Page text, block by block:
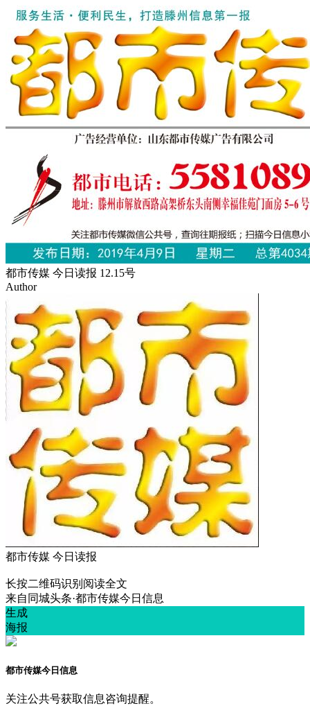
都市传媒 今日读报 12.15号
Author
都市传媒 今日读报
长按二维码识别阅读全文
来自 同城头条·都市传媒今日信息
生成
海报
都市传媒今日信息
关注公共号获取信息咨询提醒。